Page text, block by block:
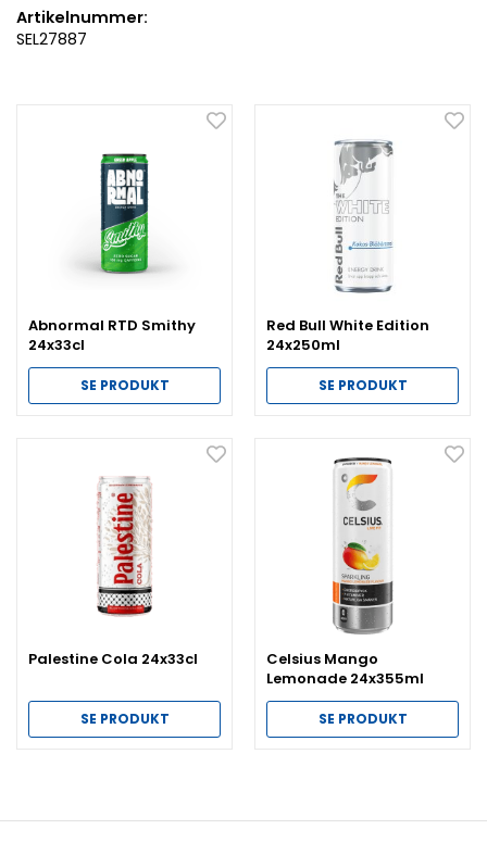
Artikelnummer:
SEL27887
Abnormal RTD Smithy
24x33cl
SE PRODUKT
Red Bull White Edition
24x250ml
SE PRODUKT
Palestine Cola 24x33cl
SE PRODUKT
Celsius Mango
Lemonade 24x355ml
SE PRODUKT